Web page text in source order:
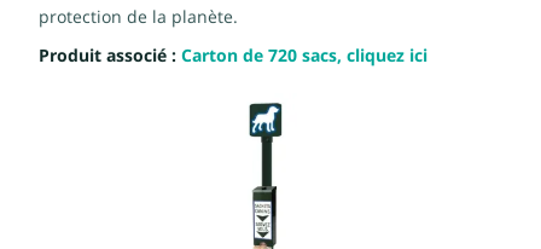
protection de la planète.
Produit associé : Carton de 720 sacs, cliquez ici